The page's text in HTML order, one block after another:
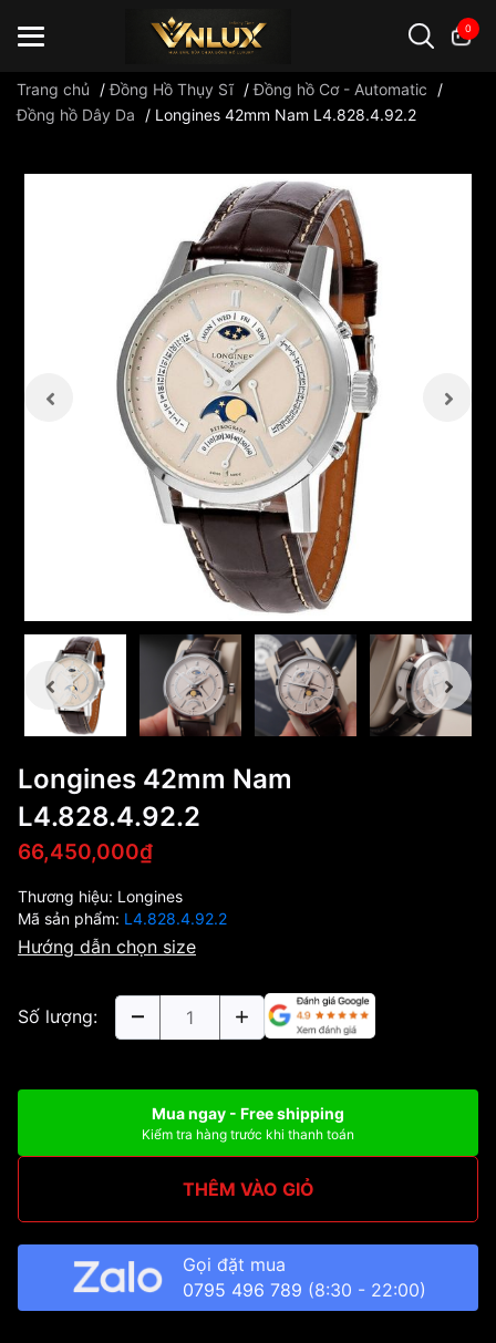
0
Trang chủ /Đồng Hồ Thụy Sĩ /Đồng hồ Cơ - Automatic
/
Đồng hồ Dây Da
/ Longines 42mm Nam L4.828.4.92.2
Longines 42mm Nam
L4.828.4.92.2
66,450,000₫
Thương hiệu: Longines
Mã sản phẩm: L4.828.4.92.2
Hướng dẫn chọn size
Số lượng:
Mua ngay - Free shipping
Kiểm tra hàng trước khi thanh toán
THÊM VÀO GIỎ
Gọi đặt mua
0795 496 789 (8:30 - 22:00)